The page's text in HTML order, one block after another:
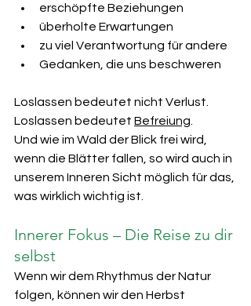
erschöpfte Beziehungen
überholte Erwartungen
zu viel Verantwortung für andere
Gedanken, die uns beschweren
Loslassen bedeutet nicht Verlust.
Loslassen bedeutet Befreiung
Und wie im Wald der Blick frei wird,
wenn die Blätter fallen, so wird auch in
unserem Inneren Sicht möglich für das,
was wirklich wichtig ist.
Innerer Fokus – Die Reise zu dir
selbst
Wenn wir dem Rhythmus der Natur
folgen, können wir den Herbst